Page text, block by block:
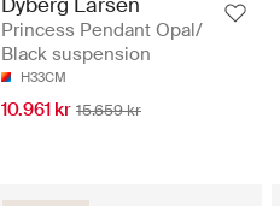
Dyberg Larsen
Princess Pendant Opal/
Black suspension
H33CM
10.961 kr 15.659 kr